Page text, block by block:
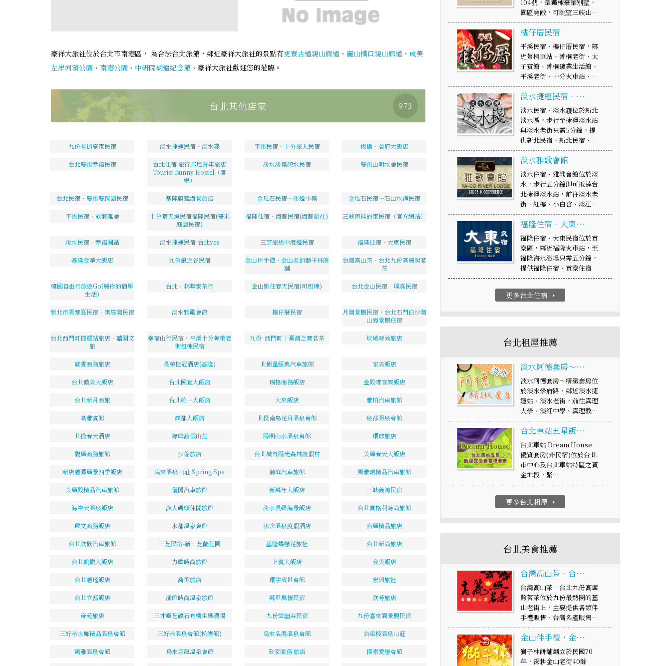
豪祥大旅社位於台北市南港區， 為合法台北旅館，鄰近豪祥大旅社的景點有更寮古道親山廊道 、 麗山橋口親山廊道 、 成美
左岸河濱公園 、 南港公園 、 中研院胡適紀念館 、豪祥大旅社歡迎您的蒞臨。
台北其他店家 973
九份老街施家民宿 淡水捷運民宿‧淡水嶘 平溪民宿．十分旅人民宿 板橋．首府大飯店
台北雙溪幸福民宿
台北住宿 旅行邦尼青年旅店
Tourist Bunny Hostel（官
網）
淡水淡築憩水民宿 雙溪山明水舍民宿
台北民宿‧雙溪雙臻園民宿 基隆蔚藍海景旅店 金瓜石民宿～溪邊小築 金瓜石民宿～石山水禪民宿
平溪民宿‧故鄉雅舍
十分寮天燈民宿福隆民宿(雙禾
庭園民宿)
福隆住宿‧海都民宿(海都旅社) 三峽阿桂的家民宿（官方網站）
淡水民宿．幸福圓點 淡水捷運民宿-台北yes 三芝旅途中海邊民宿 福隆住宿．大東民宿
基隆金華大飯店 九份風之谷民宿
金山伴手禮・金山老街獅子林餅
舖
台灣高山茶‧台北九份高麗照茗
茶
韓國自由行旅遊Go(麗伶的簡單
生活)
台北．林華泰茶行 金山劉住春天民宿(可包棟) 台北金山民宿．璞真民宿
新北市貢寮區民宿‧澳底灣民宿 淡水雅歌會館 樓仔厝民宿
月灣景觀民宿・台北石門白沙灣
山海景觀住宿
台北西門町捷運站旅店‧囍閱文
旅
幸福山行民宿・平溪十分菁桐老
街包棟民宿
九份 ·西門町｜臺灣之寶茗茶 坎城時尚旅店
歐香商務旅店 長榮桂冠酒店(基隆) 北極星經典汽車旅館 家美飯店
台北儂美大飯店 台北國宣大飯店 瑞格商務飯店 金殿唯客樂飯店
台北新月商旅 台北統一大飯店 大來飯店 雅柏汽車旅館
高雅賓館 成都大飯店 北投南島花月溫泉會館 泉都溫泉會館
北投春天酒店 綠峰渡假山莊 陽明山水溫泉會館 環球旅店
馥麗商務旅館 少爺旅店 台北城外陽光森林渡假村 美麗春天大飯店
新店碧潭麗景四季飯店 烏來溫泉山莊 Spring Spa 御庭汽車旅館 風雅頌精品汽車旅館
美麗殿精品汽車旅館 儷閣汽車旅館 新萬年大飯店 三峽義鴻民宿
海中天溫泉飯店 漁人碼頭休閒旅館 淡水長緹海景飯店 台北寶格利時尚旅館
啟文商務飯店 水都溫泉會館 沐舍溫泉度假酒店 台麗精品旅店
台北欣歡汽車旅館 三芝民宿-新．芝蘭莊園 基隆蝶戀花旅社 台北新尚旅店
台北凱撒大飯店 力歐時尚旅館 上賓大飯店 姿美飯店
台北碧瑤飯店 喬美旅店 環宇宬世會館 宏洲旅社
台北官邸飯店 漾館時尚溫泉旅館 萬里風情民宿 欣芳旅店
帝苑旅店 三才靈芝礦石有機生態農場 九份望幽谷民宿 九份喜來園景觀民宿
三好米水舞精品溫泉會館 三好米溫泉會館(松濤館) 烏來名湯溫泉會館 台車棧溫泉山莊
鶴雅溫泉會館 烏來巨龍溫泉會館 全家商務 旅店 探索愛戀會館
104號，是獨棟豪華別墅，
園區寬敞，可眺望三峽山…
樓仔厝民宿
平溪民宿．樓仔厝民宿，鄰
近菁桐車站、菁桐老街、太
子賓館、菁桐礦業生活館、
平溪老街、十分火車站、…
淡水捷運民宿‧…
淡水民宿‧淡水嶘位於新北
淡水區，步行至捷運淡水站
與淡水老街只需5分鐘，提
供新北民宿、新北民宿、…
淡水雅歌會館
淡水住宿．雅歌會館位於淡
水，步行五分鐘即可抵達台
北捷運淡水站，前往淡水老
街、紅樓、小白宮、淡江…
福隆住宿．大東…
福隆住宿．大東民宿位於貢
寮區，鄰近福隆火車站，至
福隆海水浴場只需五分鐘，
提供福隆住宿、貢寮住宿
更多台北住宿 arrow_right
台北租屋推薦
淡水阿德套房～…
淡水阿德套房～精緻套房位
於淡水學府路，鄰近淡水捷
運站、淡水老街，前往真理
大學、淡紅中學、真理教…
台北車站五星飯…
台北車站 Dream House
優質套房(非民宿)位於台北
市中心及台北車站特區之黃
金地段，緊…
更多台北租屋 arrow_right
台北美食推薦
台灣高山茶‧台…
台灣高山茶‧台北九份高麗
照茗茶位於九份最熱鬧的基
山老街上，主要提供各類伴
手禮販售、台灣名產販售…
金山伴手禮・金…
獅子林餅舖創立於民國70
年，深耕金山老街40餘